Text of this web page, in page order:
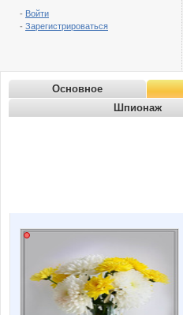
- Войти
- Зарегистрироваться
Основное
Шпионаж